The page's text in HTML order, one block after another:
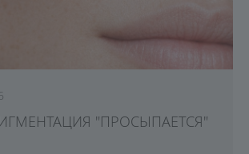
"ПРОСЫПАЕТСЯ"